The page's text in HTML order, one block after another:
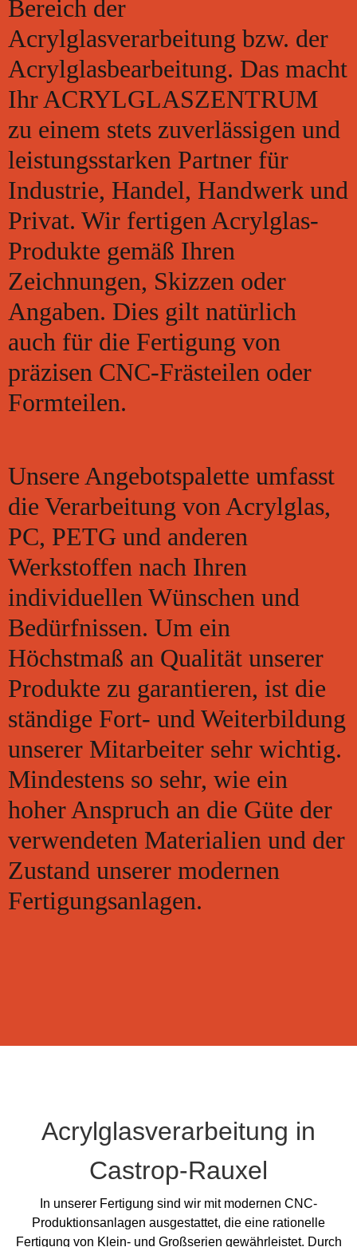
Bereich der
Acrylglasverarbeitung bzw. der
Acrylglasbearbeitung. Das macht
Ihr ACRYLGLASZENTRUM
zu einem stets zuverlässigen und
leistungsstarken Partner für
Industrie, Handel, Handwerk und
Privat. Wir fertigen Acrylglas-
Produkte gemäß Ihren
Zeichnungen, Skizzen oder
Angaben. Dies gilt natürlich
auch für die Fertigung von
präzisen CNC-Frästeilen oder
Formteilen.
Unsere Angebotspalette umfasst
die Verarbeitung von Acrylglas,
PC, PETG und anderen
Werkstoffen nach Ihren
individuellen Wünschen und
Bedürfnissen. Um ein
Höchstmaß an Qualität unserer
Produkte zu garantieren, ist die
ständige Fort- und Weiterbildung
unserer Mitarbeiter sehr wichtig.
Mindestens so sehr, wie ein
hoher Anspruch an die Güte der
verwendeten Materialien und der
Zustand unserer modernen
Fertigungsanlagen.
Acrylglasverarbeitung in
Castrop-Rauxel
In unserer Fertigung sind wir mit modernen CNC-
Produktionsanlagen ausgestattet, die eine rationelle
Fertigung von Klein- und Großserien gewährleistet. Durch